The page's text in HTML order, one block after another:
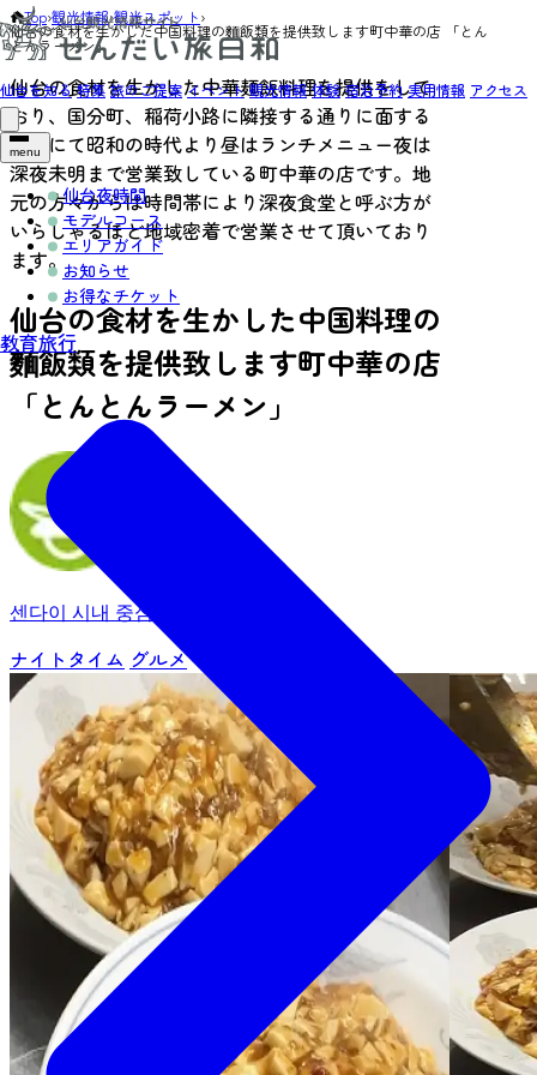
仙台を知る 特集 旅のご提案 イベント 観光情報 体験 宿泊予約 実用情報 アクセス
menu
仙台夜時間
モデルコース
エリアガイド
お知らせ
お得なチケット
教育旅行
Top›観光情報›観光スポット›
仙台の食材を生かした中国料理の麵飯類を提供致します町中華の店 「とん
とんラーメン」
仙台の食材を生かした中華麺飯料理を提供をして
おり、国分町、稲荷小路に隣接する通りに面する
店舗にて昭和の時代より昼はランチメニュー夜は
深夜未明まで営業致している町中華の店です。地
元の方々からは時間帯により深夜食堂と呼ぶ方が
いらしゃるほど地域密着で営業させて頂いており
ます。
仙台の食材を生かした中国料理の
麵飯類を提供致します町中華の店
「とんとんラーメン」
센다이 시내 중심부
ナイトタイム グルメ